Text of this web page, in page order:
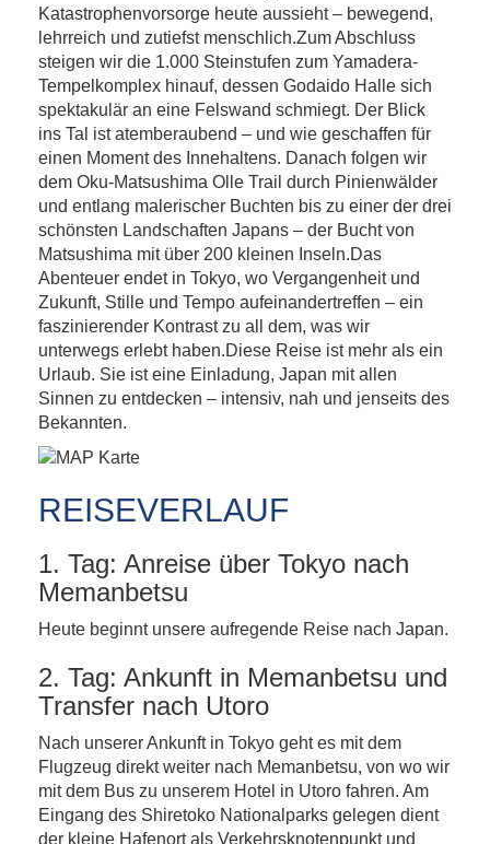
Katastrophenvorsorge heute aussieht – bewegend,
lehrreich und zutiefst menschlich.Zum Abschluss
steigen wir die 1.000 Steinstufen zum Yamadera-
Tempelkomplex hinauf, dessen Godaido Halle sich
spektakulär an eine Felswand schmiegt. Der Blick
ins Tal ist atemberaubend – und wie geschaffen für
einen Moment des Innehaltens. Danach folgen wir
dem Oku-Matsushima Olle Trail durch Pinienwälder
und entlang malerischer Buchten bis zu einer der drei
schönsten Landschaften Japans – der Bucht von
Matsushima mit über 200 kleinen Inseln.Das
Abenteuer endet in Tokyo, wo Vergangenheit und
Zukunft, Stille und Tempo aufeinandertreffen – ein
faszinierender Kontrast zu all dem, was wir
unterwegs erlebt haben.Diese Reise ist mehr als ein
Urlaub. Sie ist eine Einladung, Japan mit allen
Sinnen zu entdecken – intensiv, nah und jenseits des
Bekannten.
REISEVERLAUF
1. Tag: Anreise über Tokyo nach
Memanbetsu
Heute beginnt unsere aufregende Reise nach Japan.
2. Tag: Ankunft in Memanbetsu und
Transfer nach Utoro
Nach unserer Ankunft in Tokyo geht es mit dem
Flugzeug direkt weiter nach Memanbetsu, von wo wir
mit dem Bus zu unserem Hotel in Utoro fahren. Am
Eingang des Shiretoko Nationalparks gelegen dient
der kleine Hafenort als Verkehrsknotenpunkt und